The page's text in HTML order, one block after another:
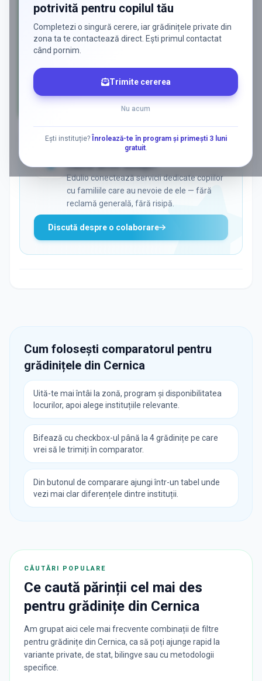
potrivită pentru copilul tău
Completezi o singură cerere, iar grădinițele private din
zona ta te contactează direct. Ești primul contactat
când pornim.
Trimite cererea
Nu acum
Ești instituție?
Înrolează-te în program și primești 3 luni
gratuit.
Vrei să ajungi la părinții care
caută activ soluții?
Edulio conectează servicii dedicate copiilor
cu familiile care au nevoie de ele — fără
reclamă generală, fără risipă.
Discută despre o colaborare
Cum folosești comparatorul pentru
grădinițele din Cernica
Uită-te mai întâi la zonă, program și disponibilitatea
locurilor, apoi alege instituțiile relevante.
Bifează cu checkbox-ul până la 4 grădinițe pe care
vrei să le trimiți în comparator.
Din butonul de comparare ajungi într-un tabel unde
vezi mai clar diferențele dintre instituții.
CĂUTĂRI POPULARE
Ce caută părinții cel mai des
pentru grădinițe din Cernica
Am grupat aici cele mai frecvente combinații de filtre
pentru grădinițe din Cernica, ca să poți ajunge rapid la
variante private, de stat, bilingve sau cu metodologii
specifice.